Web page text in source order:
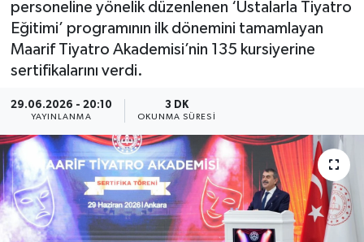
personeline yönelik düzenlenen ‘Ustalarla Tiyatro
Eğitimi’ programının ilk dönemini tamamlayan
Maarif Tiyatro Akademisi’nin 135 kursiyerine
sertifikalarını verdi.
29.06.2026 - 20:10
YAYINLANMA
3 DK
OKUNMA SÜRESI
KÜLTÜR SANAT
SAĞLIK
BİLİM VE TEKNOLOJİ
OTOMOBİL
KURUMSAL
Haber Arşivi